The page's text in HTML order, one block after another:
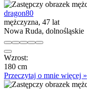
dragon80
mężczyzna, 47 lat
Nowa Ruda, dolnośląskie
Wzrost:
180 cm
Przeczytaj o mnie więcej »